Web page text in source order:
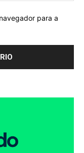
para a